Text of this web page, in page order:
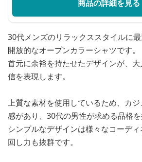
商品の詳細を見る
30代メンズのリラックススタイルに
開放的なオープンカラーシャツです。
首元に余裕を持たせたデザインが、
信を表現します。
上質な素材を使用しているため、カ
感があり、30代の男性が求める品格を
シンプルなデザインは様々なコーデ
回し力も抜群です。